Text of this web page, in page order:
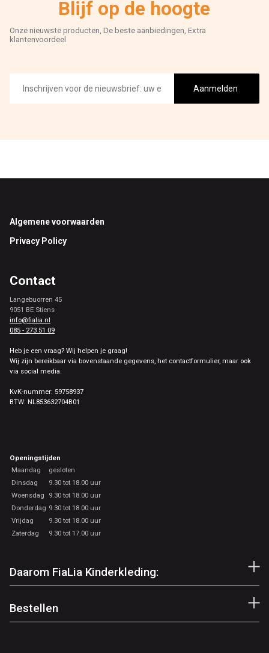
Blijf op de hoogte
Onze nieuwste producten, De beste aanbiedingen, Extra
klantenvoordeel
mailadres
Aanmelden
Footer
Algemene voorwaarden
Privacy Policy
Contact
Langebuorren 45
9051 BE Stiens
info@fialia.nl
085 - 273 51 09
Heb je een vraag? Wij helpen je graag!
Wij zijn bereikbaar via bovenstaande gegevens, het contactformulier, maar ook
via social media.
KvK-nummer: 59758937
BTW: NL853632704B01
Openingstijden
Maandag
gesloten
Dinsdag
9.30 tot 18.00 uur
Woensdag
9.30 tot 18.00 uur
Donderdag 9.30 tot 18.00 uur
Vrijdag
9.30 tot 18.00 uur
Zaterdag
9.30 tot 17.00 uur
Daarom FiaLia Kinderkleding:
Bestellen